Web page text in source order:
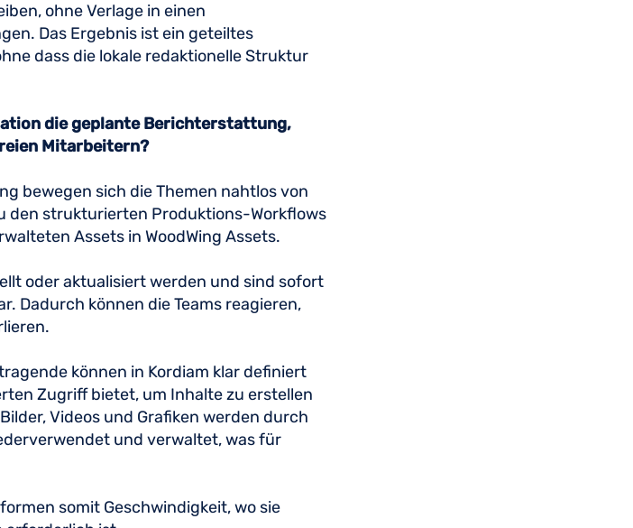
ohne Verlage in einen
Das Ergebnis ist ein geteiltes
dass die lokale redaktionelle Struktur
die geplante Berichterstattung,
Mitarbeitern?
bewegen sich die Themen nahtlos von
den strukturierten Produktions-Workflows
Assets in WoodWing Assets.
oder aktualisiert werden und sind sofort
Dadurch können die Teams reagieren,
können in Kordiam klar definiert
Zugriff bietet, um Inhalte zu erstellen
Videos und Grafiken werden durch
und verwaltet, was für
somit Geschwindigkeit, wo sie